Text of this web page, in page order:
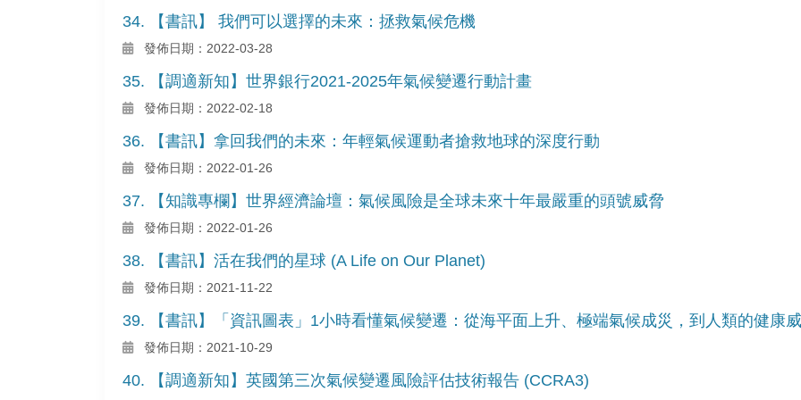
34. 【書訊】 我們可以選擇的未來：拯救氣候危機
發佈日期：2022-03-28
35. 【調適新知】世界銀行2021-2025年氣候變遷行動計畫
發佈日期：2022-02-18
36. 【書訊】拿回我們的未來：年輕氣候運動者搶救地球的深度行動
發佈日期：2022-01-26
37. 【知識專欄】世界經濟論壇：氣候風險是全球未來十年最嚴重的頭號威脅
發佈日期：2022-01-26
38. 【書訊】活在我們的星球 (A Life on Our Planet)
發佈日期：2021-11-22
39. 【書訊】「資訊圖表」1小時看懂氣候變遷：從海平面上升、極端氣候成災，到人類的健康
發佈日期：2021-10-29
40. 【調適新知】英國第三次氣候變遷風險評估技術報告 (CCRA3)